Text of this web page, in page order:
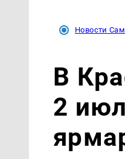
Новости
В
2